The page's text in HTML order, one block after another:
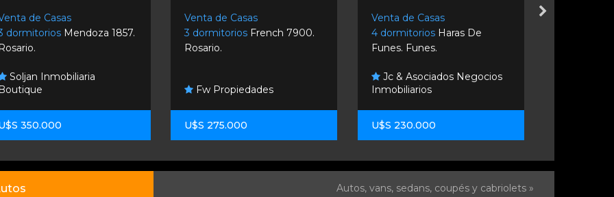
de Casas
dormitorios Mendoza 1857.
Rosario.
Soljan Inmobiliaria
Boutique
350.000
Venta de Casas
3 dormitorios French 7900.
Rosario.
Fw Propiedades
U$S 275.000
Venta de Casas
4 dormitorios Haras De
Funes. Funes.
Jc & Asociados Negocios
Inmobiliarios
U$S 230.000
Autos, vans, sedans, coupés y cabriolets »